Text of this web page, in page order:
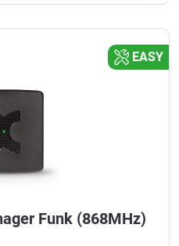
EASY
Funk (868MHz)